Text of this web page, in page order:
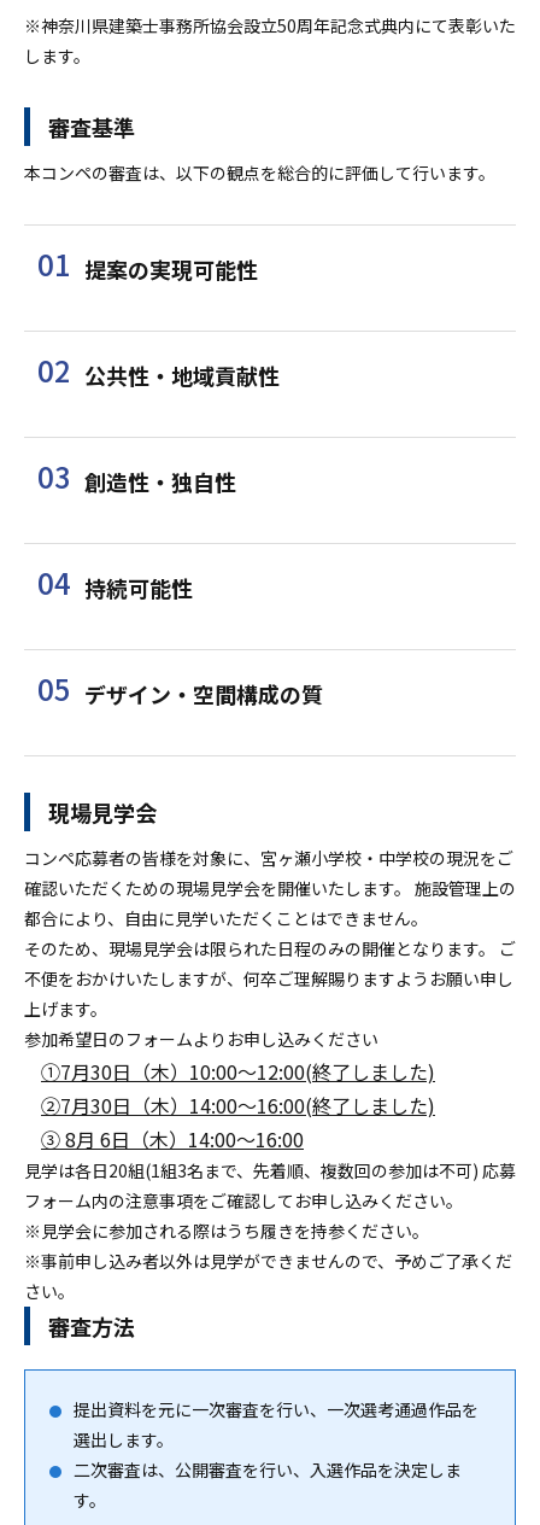
※神奈川県建築士事務所協会設立50周年記念式典内にて表彰いた
します。
審査基準
本コンペの審査は、以下の観点を総合的に評価して行います。
01 提案の実現可能性
02 公共性・地域貢献性
03 創造性・独自性
04 持続可能性
05 デザイン・空間構成の質
現場見学会
コンペ応募者の皆様を対象に、宮ヶ瀬小学校・中学校の現況をご
確認いただくための現場見学会を開催いたします。 施設管理上の
都合により、自由に見学いただくことはできません。
そのため、現場見学会は限られた日程のみの開催となります。 ご
不便をおかけいたしますが、何卒ご理解賜りますようお願い申し
上げます。
参加希望日のフォームよりお申し込みください
①7月30日（木）10:00〜12:00(終了しました)
②7月30日（木）14:00〜16:00(終了しました)
③ 8月 6日（木）14:00〜16:00
見学は各日20組(1組3名まで、先着順、複数回の参加は不可) 応募
フォーム内の注意事項をご確認してお申し込みください。
※見学会に参加される際はうち履きを持参ください。
※事前申し込み者以外は見学ができませんので、予めご了承くだ
さい。
審査方法
提出資料を元に一次審査を行い、一次選考通過作品を
選出します。
二次審査は、公開審査を行い、入選作品を決定しま
す。